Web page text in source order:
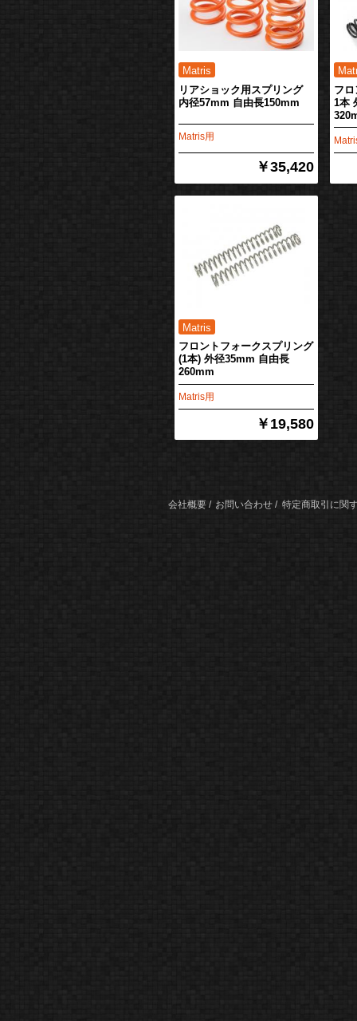
リアショック用スプリング
内径57mm 自由長150mm
Matris用
￥35,420
フ
1本
フロントフォークスプリング
(1本) 外径35mm 自由長
260mm
Matris用
￥19,580
会社概要 お問い合わせ 特定商取引に関